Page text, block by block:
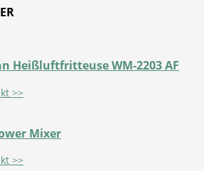
Heißluftfritteuse WM-2203 AF
>>
Mixer
>>